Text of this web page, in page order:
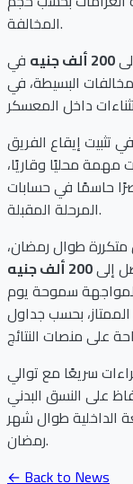
المخالفة.
200 ألف جنيه
في
البسيطة، في
تثبيت إيقاع الفريق
مهمة محليًا وقاريًا،
حاسمًا في حسابات
المرحلة المقبلة.
متكررة طوال رمضان،
إلى200 ألف جنيه
سموحة يوم
بحسب جداول
سريعًا مع توالي
على النسق البدني
الداخلية طوال شهر
رمضان.
← Back to News